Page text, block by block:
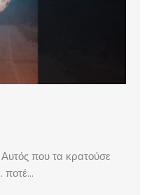
που τα κρατούσε
ποτέ…